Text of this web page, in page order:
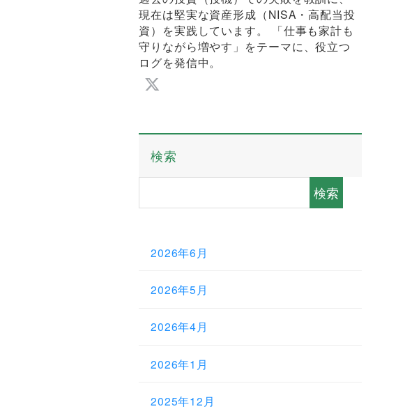
現在は堅実な資産形成（NISA・高配当投
資）を実践しています。 「仕事も家計も
守りながら増やす」をテーマに、役立つ
ログを発信中。
検索
検索
2026年6月
2026年5月
2026年4月
2026年1月
2025年12月